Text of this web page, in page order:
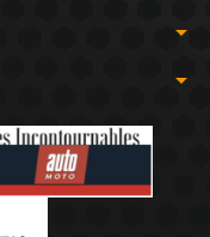
arrow_drop_down
arrow_drop_down